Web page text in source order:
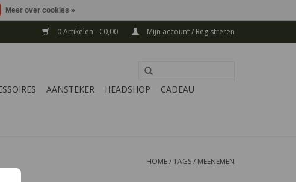
0 Artikelen - €0,00 Mijn account / Registreren
AANSTEKER HEADSHOP
CADEAU
HOME/TAGS/ MEENEMEN
Meer over cookies »